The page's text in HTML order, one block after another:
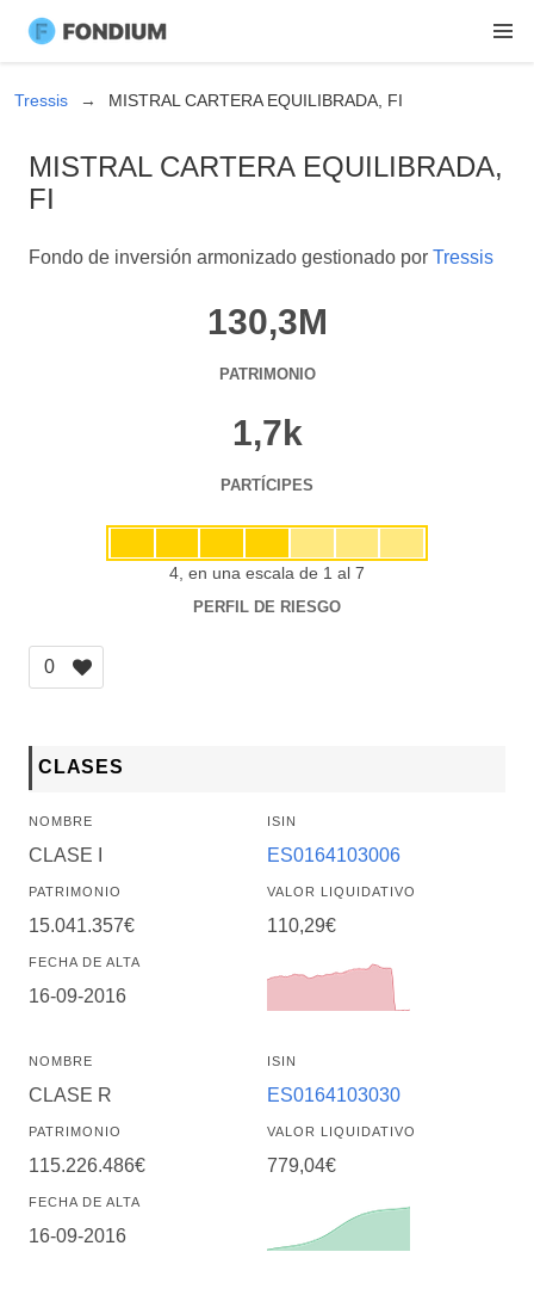
Tressis MISTRAL CARTERA EQUILIBRADA, FI
MISTRAL CARTERA EQUILIBRADA,
FI
Fondo de inversión armonizado gestionado por Tressis
130,3M
PATRIMONIO
1,7k
PARTÍCIPES
4, en una escala de 1 al 7
PERFIL DE RIESGO
0
CLASES
NOMBRE
CLASE I
ISIN
ES0164103006
PATRIMONIO
15.041.357€
VALOR LIQUIDATIVO
110,29€
FECHA DE ALTA
16-09-2016
NOMBRE
CLASE R
ISIN
ES0164103030
PATRIMONIO
115.226.486€
VALOR LIQUIDATIVO
779,04€
FECHA DE ALTA
16-09-2016